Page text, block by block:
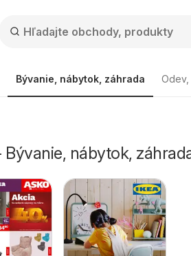
Bývanie, nábytok, záhrada
Bývanie, nábytok,